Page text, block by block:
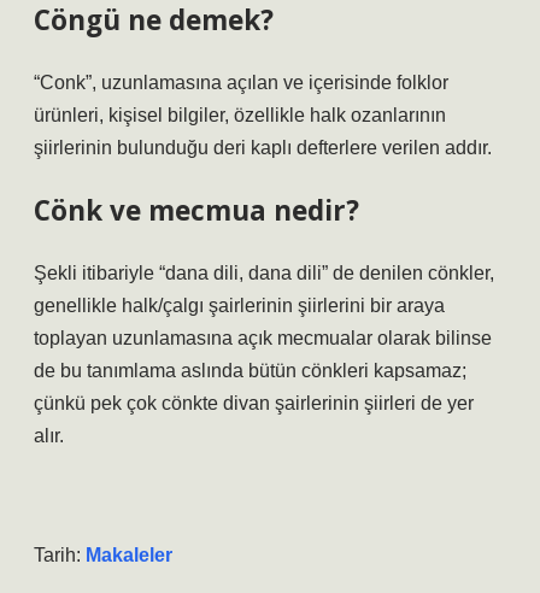
Cöngü ne demek?
“Conk”, uzunlamasına açılan ve içerisinde folklor
ürünleri, kişisel bilgiler, özellikle halk ozanlarının
şiirlerinin bulunduğu deri kaplı defterlere verilen addır.
Cönk ve mecmua nedir?
Şekli itibariyle “dana dili, dana dili” de denilen cönkler,
genellikle halk/çalgı şairlerinin şiirlerini bir araya
toplayan uzunlamasına açık mecmualar olarak bilinse
de bu tanımlama aslında bütün cönkleri kapsamaz;
çünkü pek çok cönkte divan şairlerinin şiirleri de yer
alır.
Tarih: Makaleler